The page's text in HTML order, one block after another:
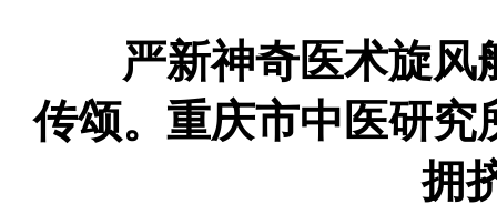
严新神奇医术旋风
传颂。重庆市中医研究
拥